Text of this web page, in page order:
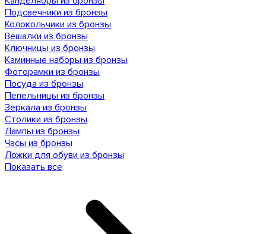
Подсвечники из бронзы
Колокольчики из бронзы
Вешалки из бронзы
Ключницы из бронзы
Каминные наборы из бронзы
Фоторамки из бронзы
Посуда из бронзы
Пепельницы из бронзы
Зеркала из бронзы
Столики из бронзы
Лампы из бронзы
Часы из бронзы
Ложки для обуви из бронзы
Показать все